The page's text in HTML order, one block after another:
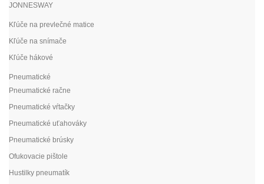
JONNESWAY
Kľúče na prevlečné matice
Kľúče na snímače
Kľúče hákové
Pneumatické
Pneumatické račne
Pneumatické vŕtačky
Pneumatické uťahováky
Pneumatické brúsky
Ofukovacie pištole
Hustilky pneumatík